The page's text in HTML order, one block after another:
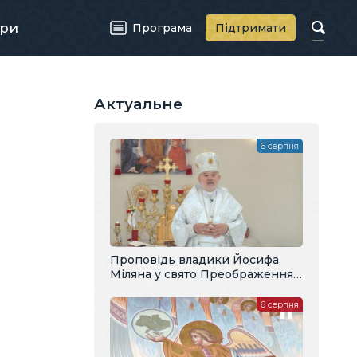
Програма Підтримати
Актуальне
Проповідь владики Йосифа
Міляна у свято Преображення
6 серпня
6 серпня